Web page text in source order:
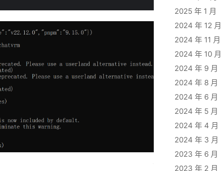
1, "ZH", False, 1, 0.2, None, "Happy", "", 0.7],
2025 年 1 月
2024 年 12 月
2024 年 11 月
2024 年 10 月
2024 年 9 月
2024 年 8 月
2024 年 6 月
2024 年 5 月
2024 年 4 月
2024 年 3 月
2023 年 6 月
2023 年 2 月